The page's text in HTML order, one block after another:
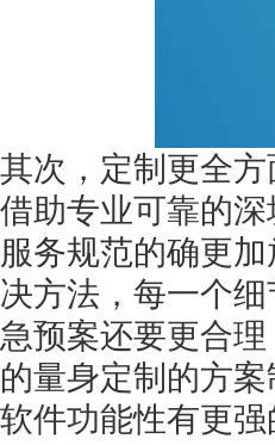
其次，定制更全
借助专业可靠的深
服务规范的确更
决方法，每一个
急预案还要更合
的量身定制的方
软件功能性有更强